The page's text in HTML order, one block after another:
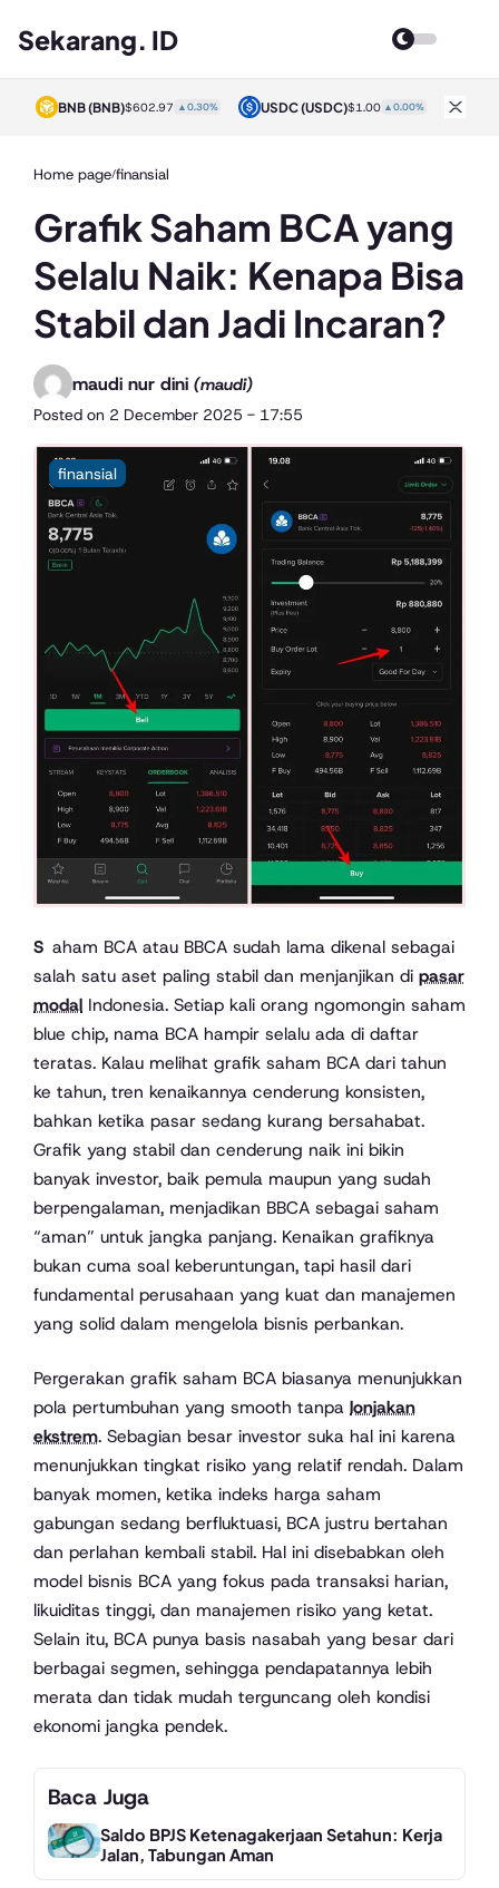
Sekarang. ID
BNB(BNB)$602.97 ▲0.30% USDC(USDC)$1.00▲0.00%
Home page/finansial
Grafik Saham BCA yang
Selalu Naik: Kenapa Bisa
Stabil dan Jadi Incaran?
maudi nur dini (maudi)
Posted on 2 December 2025 - 17:55
finansial
Saham BCA atau BBCA sudah lama dikenal sebagai
salah satu aset paling stabil dan menjanjikan di pasar
modal Indonesia. Setiap kali orang ngomongin saham
blue chip, nama BCA hampir selalu ada di daftar
teratas. Kalau melihat grafik saham BCA dari tahun
ke tahun, tren kenaikannya cenderung konsisten,
bahkan ketika pasar sedang kurang bersahabat.
Grafik yang stabil dan cenderung naik ini bikin
banyak investor, baik pemula maupun yang sudah
berpengalaman, menjadikan BBCA sebagai saham
“aman” untuk jangka panjang. Kenaikan grafiknya
bukan cuma soal keberuntungan, tapi hasil dari
fundamental perusahaan yang kuat dan manajemen
yang solid dalam mengelola bisnis perbankan.
Pergerakan grafik saham BCA biasanya menunjukkan
pola pertumbuhan yang smooth tanpa lonjakan
ekstrem. Sebagian besar investor suka hal ini karena
menunjukkan tingkat risiko yang relatif rendah. Dalam
banyak momen, ketika indeks harga saham
gabungan sedang berfluktuasi, BCA justru bertahan
dan perlahan kembali stabil. Hal ini disebabkan oleh
model bisnis BCA yang fokus pada transaksi harian,
likuiditas tinggi, dan manajemen risiko yang ketat.
Selain itu, BCA punya basis nasabah yang besar dari
berbagai segmen, sehingga pendapatannya lebih
merata dan tidak mudah terguncang oleh kondisi
ekonomi jangka pendek.
Baca Juga
Saldo BPJS Ketenagakerjaan Setahun: Kerja
Jalan, Tabungan Aman